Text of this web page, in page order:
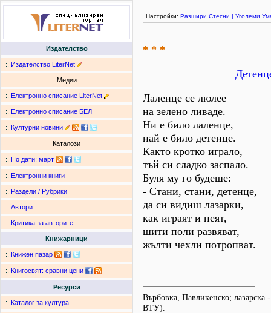
Издателство
:. Издателство LiterNet
Медии
:. Електронно списание LiterNet
:. Електронно списание БЕЛ
:. Културни новини
Каталози
:. По дати: март
:. Електронни книги
:. Раздели / Рубрики
:. Автори
:. Критика за авторите
Книжарници
:. Книжен пазар
:. Книгосвят: сравни цени
Ресурси
:. Каталог за култура
Настройки: Разшири Стесни | Уголеми
* * *
Лаленце се люлее
на зелено ливаде.
Ни е било лаленце,
най е било детенце.
Както кротко играло,
тъй си сладко заспало.
Буля му го будеше:
- Стани, стани, детенце,
да си видиш лазарки,
как играят и пеят,
шити поли развяват,
жълти чехли потропват.
Върбовка, Павликенско;
ВТУ).